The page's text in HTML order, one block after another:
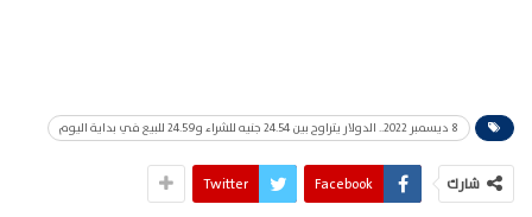
8 ديسمبر 2022.. الدولار يتراوح بين 24.54 جنيه للشراء و24.59 للبيع في بداية اليوم
شارك Facebook
Twitter